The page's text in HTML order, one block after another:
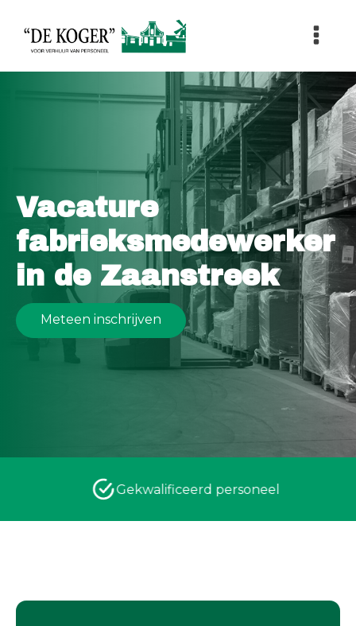
Vacature
fabrieksmedewerker
in de Zaanstreek
Meteen inschrijven
Gekwalificeerd personeel